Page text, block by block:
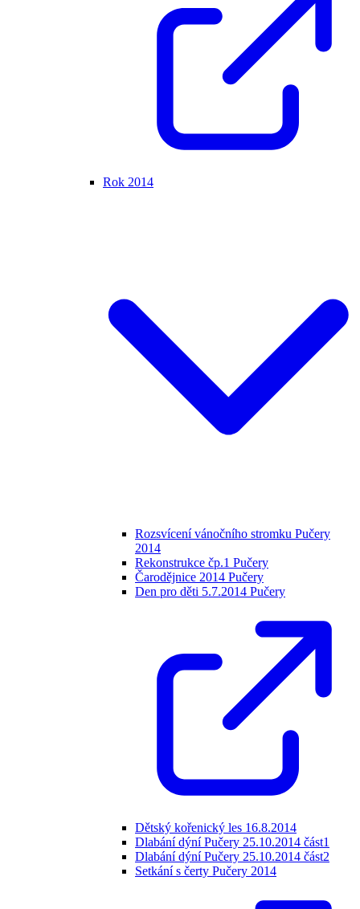
Rok 2014
Rozsvícení vánočního stromku Pučery
2014
Rekonstrukce čp.1 Pučery
Čarodějnice 2014 Pučery
Den pro děti 5.7.2014 Pučery
Dětský kořenický les 16.8.2014
Dlabání dýní Pučery 25.10.2014 část1
Dlabání dýní Pučery 25.10.2014 část2
Setkání s čerty Pučery 2014